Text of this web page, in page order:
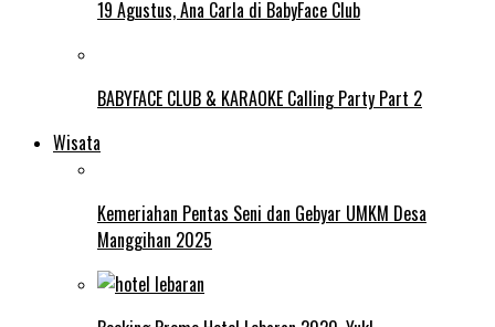
19 Agustus, Ana Carla di BabyFace Club
BABYFACE CLUB & KARAOKE Calling Party Part 2
Wisata
Kemeriahan Pentas Seni dan Gebyar UMKM Desa
Manggihan 2025